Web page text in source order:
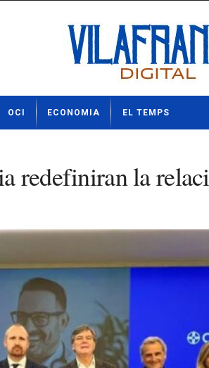
OCI ECONOMIA EL TEMPS
redefiniran la